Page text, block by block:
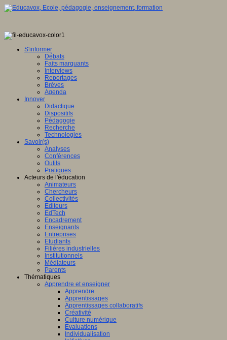
S'informer
Débats
Faits marquants
Interviews
Reportages
Brèves
Agenda
Innover
Didactique
Dispositifs
Pédagogie
Recherche
Technologies
Savoir(s)
Analyses
Conférences
Outils
Pratiques
Acteurs de l'éducation
Animateurs
Chercheurs
Collectivités
Editeurs
EdTech
Encadrement
Enseignants
Entreprises
Etudiants
Filières industrielles
Institutionnels
Médiateurs
Parents
Thématiques
Apprendre et enseigner
Apprendre
Apprentissages
Apprentissages collaboratifs
Créativité
Culture numérique
Evaluations
Individualisation